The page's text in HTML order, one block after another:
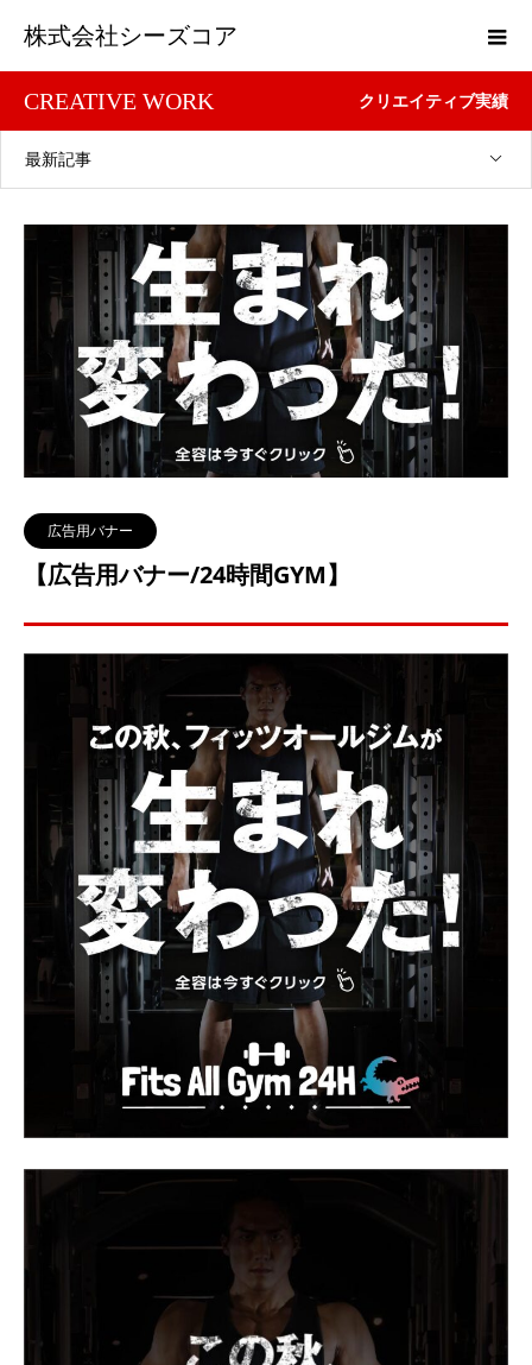
株式会社シーズコア
CREATIVE WORK クリエイティブ実績
最新記事
広告用バナー
【広告用バナー/24時間GYM】